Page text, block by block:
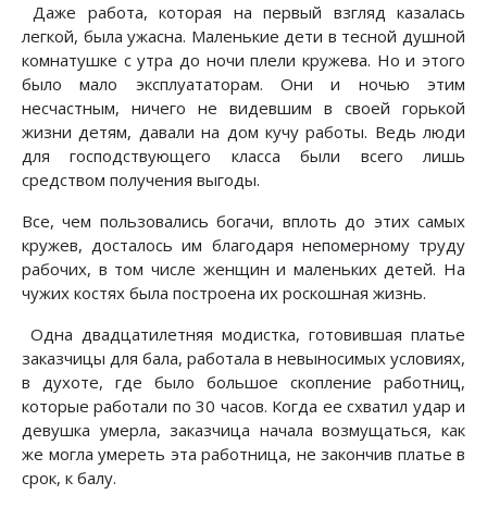
Даже работа, которая на первый взгляд казалась
легкой, была ужасна. Маленькие дети в тесной душной
комнатушке с утра до ночи плели кружева. Но и этого
было мало эксплуататорам. Они и ночью этим
несчастным, ничего не видевшим в своей горькой
жизни детям, давали на дом кучу работы. Ведь люди
для господствующего класса были всего лишь
средством получения выгоды.
Все, чем пользовались богачи, вплоть до этих самых
кружев, досталось им благодаря непомерному труду
рабочих, в том числе женщин и маленьких детей. На
чужих костях была построена их роскошная жизнь.
Одна двадцатилетняя модистка, готовившая платье
заказчицы для бала, работала в невыносимых условиях,
в духоте, где было большое скопление работниц,
которые работали по 30 часов. Когда ее схватил удар и
девушка умерла, заказчица начала возмущаться, как
же могла умереть эта работница, не закончив платье в
срок, к балу.